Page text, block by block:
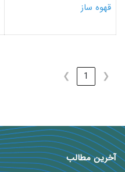
قهوه ساز
❮
1
❯
آخرین مطالب